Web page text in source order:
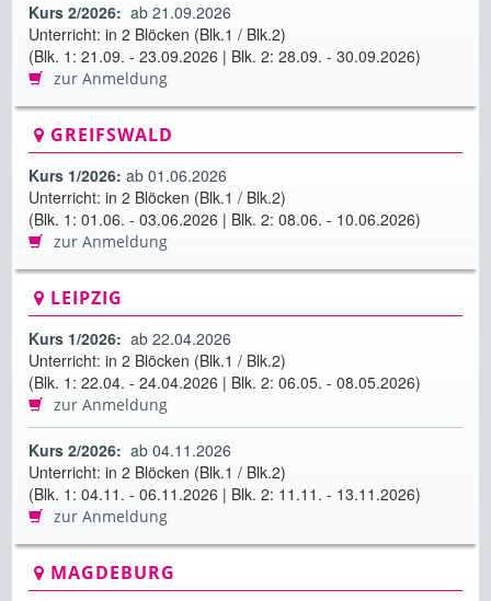
Kurs 2/2026: ab 21.09.2026
Unterricht: in 2 Blöcken (Blk.1 / Blk.2)
(Blk. 1: 21.09. - 23.09.2026 | Blk. 2: 28.09. - 30.09.2026)
zur Anmeldung
GREIFSWALD
Kurs 1/2026: ab 01.06.2026
Unterricht: in 2 Blöcken (Blk.1 / Blk.2)
(Blk. 1: 01.06. - 03.06.2026 | Blk. 2: 08.06. - 10.06.2026)
zur Anmeldung
LEIPZIG
Kurs 1/2026: ab 22.04.2026
Unterricht: in 2 Blöcken (Blk.1 / Blk.2)
(Blk. 1: 22.04. - 24.04.2026 | Blk. 2: 06.05. - 08.05.2026)
zur Anmeldung
Kurs 2/2026: ab 04.11.2026
Unterricht: in 2 Blöcken (Blk.1 / Blk.2)
(Blk. 1: 04.11. - 06.11.2026 | Blk. 2: 11.11. - 13.11.2026)
zur Anmeldung
MAGDEBURG